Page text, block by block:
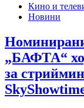
Кино и
Новини
„БАФТА“
за